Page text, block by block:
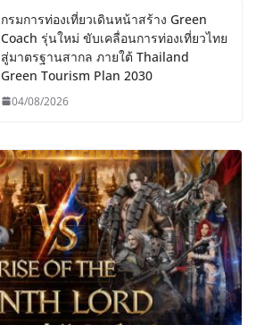
กรมการท่องเที่ยวเดินหน้าสร้าง Green
Coach รุ่นใหม่ ขับเคลื่อนการท่องเที่ยวไทย
สู่มาตรฐานสากล ภายใต้ Thailand
Green Tourism Plan 2030
04/08/2026